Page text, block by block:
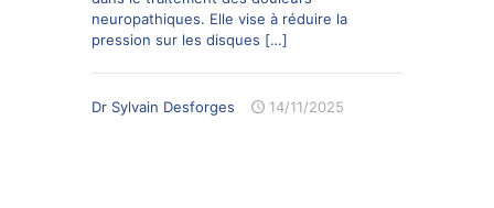
neuropathiques. Elle vise à réduire la
pression sur les disques […]
Dr Sylvain Desforges 14/11/2025